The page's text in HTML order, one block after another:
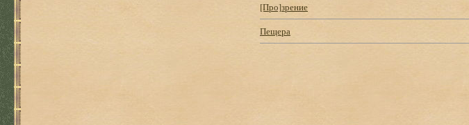
[Про]зрение
Пещера